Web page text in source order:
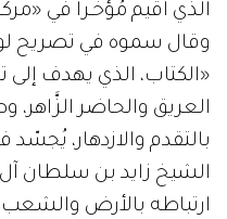
الذي أقيم مُؤخَّـراً في
وقال سموه في تصريح
«الكتاب، الذي يهدف
العريق والحاضر الزَّاهر،
بالتقدم والازدهار، يُجسّد
الشيخ زايد بن سلطان آل
ارتباطه بالأرض